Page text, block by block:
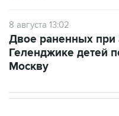
8 августа 13:02
Двое раненных при
Геленджике детей
Москву